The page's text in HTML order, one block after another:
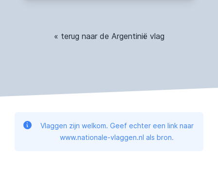
« terug naar de Argentinië vlag
Vlaggen zijn welkom. Geef echter een link naar
www.nationale-vlaggen.nl als bron.